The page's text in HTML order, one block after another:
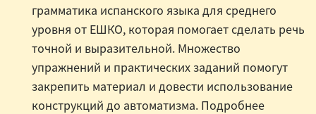
грамматика испанского языка для среднего
уровня от ЕШКО, которая помогает сделать речь
точной и выразительной. Множество
упражнений и практических заданий помогут
закрепить материал и довести использование
конструкций до автоматизма. Подробнее